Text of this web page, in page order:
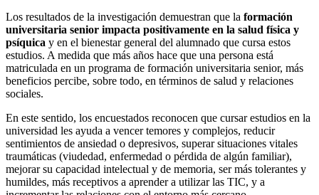
Los resultados de la investigación demuestran que la formación
universitaria senior impacta positivamente en la salud física y
psíquica y en el bienestar general del alumnado que cursa estos
estudios. A medida que más años hace que una persona está
matriculada en un programa de formación universitaria senior, más
beneficios percibe, sobre todo, en términos de salud y relaciones
sociales.
En este sentido, los encuestados reconocen que cursar estudios en la
universidad les ayuda a vencer temores y complejos, reducir
sentimientos de ansiedad o depresivos, superar situaciones vitales
traumáticas (viudedad, enfermedad o pérdida de algún familiar),
mejorar su capacidad intelectual y de memoria, ser más tolerantes y
humildes, más receptivos a aprender a utilizar las TIC, y a